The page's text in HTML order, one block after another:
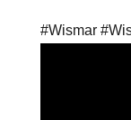
#Wismar